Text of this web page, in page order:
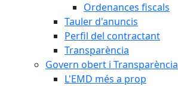
Ordenances fiscals
Tauler d'anuncis
Perfil del contractant
Transparència
Govern obert i Transparència
L'EMD més a prop